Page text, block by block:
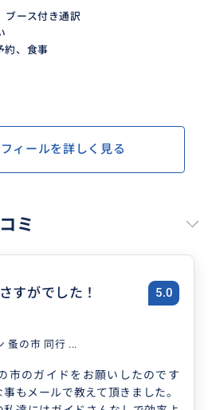
制限】
ですが、それ以上の人数等
みです。
間の変更がある場合は、必ず
いします。
30分以上の遅刻をされた場合
ース付き通訳
約、食事
ィールを詳しく見る
ミ
すがでした！ 5.0
蚤の市 同行 ...
市のガイドをお願いしたのです
もメールで教えて頂きました。